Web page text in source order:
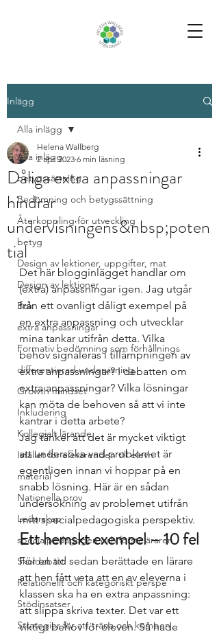
Inlägg
Alla inlägg
betygssättning
Bedömning och betygssättning
Återkoppling för utveckling
betyg
Design av lektioner, uppgifter, mat
Design av lektioner
Bok
extra anpassningar
Formativ bedömning som förhållnings
differentierad undervisning
Growth mindset
Inkludering
Kollegialt lärande
Istället för elevärenden till elevh
material
Nationella prov
Ledarskap
specialpedagogen och försteläraren
Skoldebatt
Relationellt och kategoriskt perspe
Stödinsatser
Strategier för att träna och kompen
Alla inlägg
Dåliga extra anpassningar
hindrar
undervisningens&nbsp;poten
tial
Helena Wallberg
2 apr. 2023 6 min läsning
Det här blogginlägget handlar om
(extra) anpassningar igen. Jag utgår
från ett ovanligt dåligt exempel på
en extra anpassning och utvecklar
mina tankar utifrån detta. Vilka
behov signaleras i tillämpningen av
extra anpassningar? I debatten om
extra anpassningar? Vilka lösningar
kan möta de behoven så att vi inte
kantrar i detta arbete?
Jag tänker att det är mycket viktigt
att undersöka vad problemet är
egentligen innan vi hoppar på en
snabb lösning. Här är en sådan
undersökning av problemet utifrån
mitt specialpedagogiska perspektiv.
Ett hemskt exempel – 10 fel
För en tid sedan berättade en lärare
att hen fått veta att en av eleverna i
klassen ska ha en extra anpassning:
att slippa skriva texter. Det var ett
viktigt behov för eleven. Så hade